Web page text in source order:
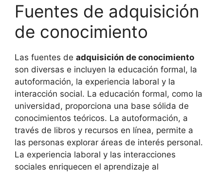
Fuentes de adquisición
de conocimiento
Las fuentes de adquisición de conocimiento
son diversas e incluyen la educación formal, la
autoformación, la experiencia laboral y la
interacción social. La educación formal, como la
universidad, proporciona una base sólida de
conocimientos teóricos. La autoformación, a
través de libros y recursos en línea, permite a
las personas explorar áreas de interés personal.
La experiencia laboral y las interacciones
sociales enriquecen el aprendizaje al